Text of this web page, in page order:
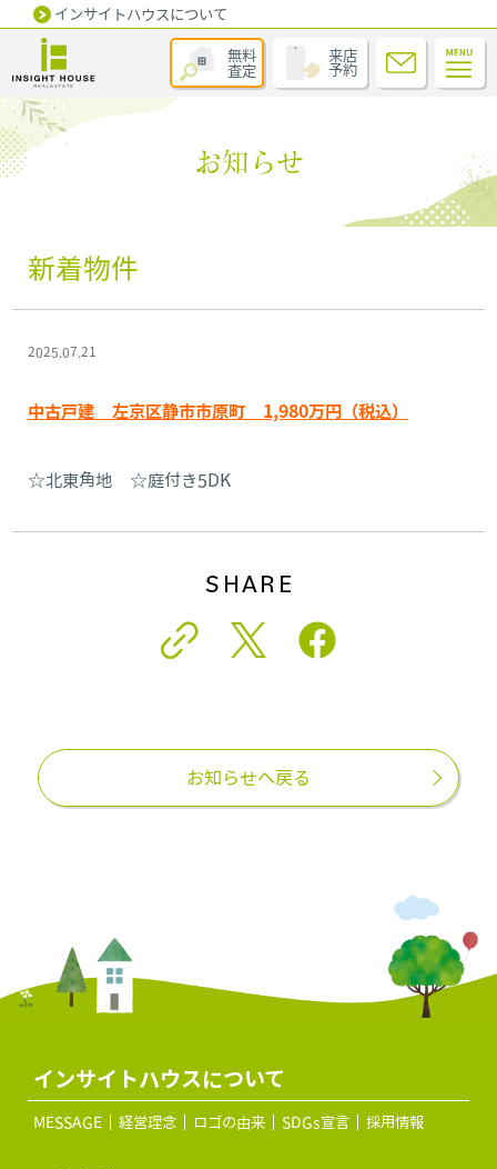
無料
査定
来店
予約
インサイトハウスについて
お知らせ
新着物件
2025.07.21
中古戸建 左京区静市市原町 1,980万円（税込）
☆北東角地 ☆庭付き5DK
SHARE
お知らせへ戻る
インサイトハウスについて
MESSAGE 経営理念 ロゴの由来 SDGs宣言 採用情報